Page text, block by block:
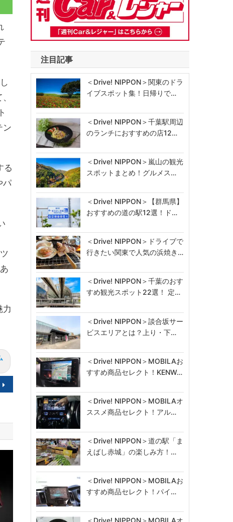
ン
る
パ
力
注目記事
＜Drive! NIPPON＞関東のドラ
イブスポット集！日帰りで…
＜Drive! NIPPON＞千葉駅周辺
のランチにおすすめの店12…
＜Drive! NIPPON＞嵐山の観光
スポットまとめ！グルメス…
＜Drive! NIPPON＞【群馬県】
おすすめの道の駅12選！ド…
＜Drive! NIPPON＞ドライブで
行きたい関東で人気の浜焼き…
＜Drive! NIPPON＞千葉のおす
すめ観光スポット22選！ 定…
＜Drive! NIPPON＞談合坂サー
ビスエリアとは？上り・下…
＜Drive! NIPPON＞MOBILAお
すすめ商品セレクト！KENW…
＜Drive! NIPPON＞MOBILAオ
ススメ商品セレクト！アル…
＜Drive! NIPPON＞道の駅「ま
えばし赤城」の楽しみ方！…
＜Drive! NIPPON＞MOBILAお
すすめ商品セレクト！パイ…